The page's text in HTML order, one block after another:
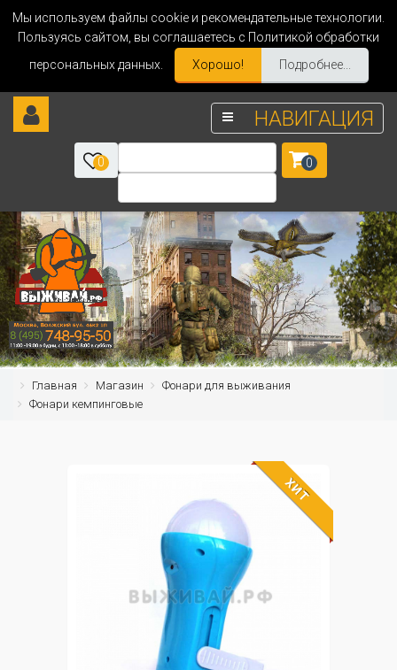
Мы используем файлы cookie и рекомендательные технологии.
Пользуясь сайтом, вы соглашаетесь с Политикой обработки
персональных данных.
Хорошо! Подробнее...
НАВИГАЦИЯ
0 0
Главная Магазин
Фонари для выживания
Фонари кемпинговые
ХИТ